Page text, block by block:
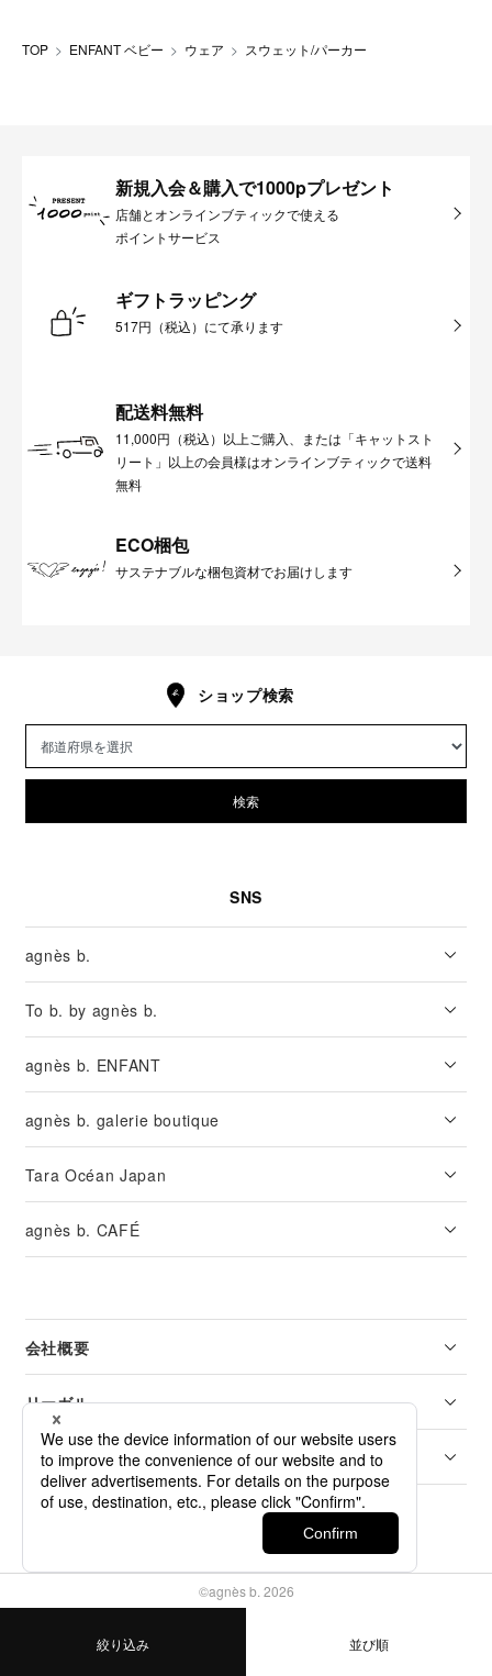
絞り込み 並び順
TOP ENFANT ベビー ウェア スウェット/パーカー
新規入会＆購入で1000pプレゼント
店舗とオンラインブティックで使える
ポイントサービス
ギフトラッピング
517円（税込）にて承ります
配送料無料
11,000円（税込）以上ご購入、または「キャットスト
リート」以上の会員様はオンラインブティックで送料
無料
ECO梱包
サステナブルな梱包資材でお届けします
ショップ検索
検索
SNS
agnès b.
To b. by agnès b.
agnès b. ENFANT
agnès b. galerie boutique
Tara Océan Japan
agnès b. CAFÉ
会社概要
リーガル
カスタマーサービス
©agnès b. 2026